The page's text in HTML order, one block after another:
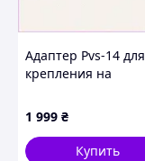
Адаптер Pvs-14 для
крепления на
9K0258A89
1 999 ₴
Купить